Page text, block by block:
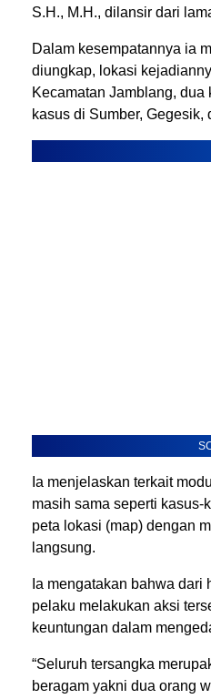
S.H., M.H., dilansir dari
Dalam kesempatannya ia
diungkap, lokasi
Kecamatan Jamblang,
kasus di Sumber, Gegesik,
Ia menjelaskan terkait
masih sama seperti
peta lokasi (map) dengan
langsung.
Ia mengatakan bahwa dari
pelaku melakukan aksi
keuntungan dalam
“Seluruh tersangka
beragam yakni dua orang